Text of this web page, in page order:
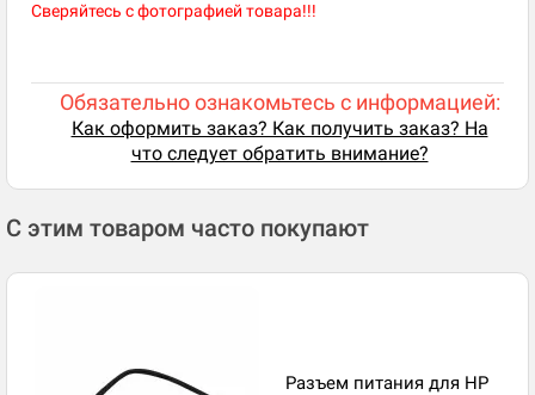
Сверяйтесь с фотографией товара!!!
Обязательно ознакомьтесь с информацией:
Как оформить заказ? Как получить заказ? На
что следует обратить внимание?
С этим товаром часто покупают
Разъем питания для HP